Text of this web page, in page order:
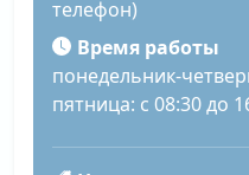
телефон)
Время работы
понедельник-
пятница: с 08:30 до